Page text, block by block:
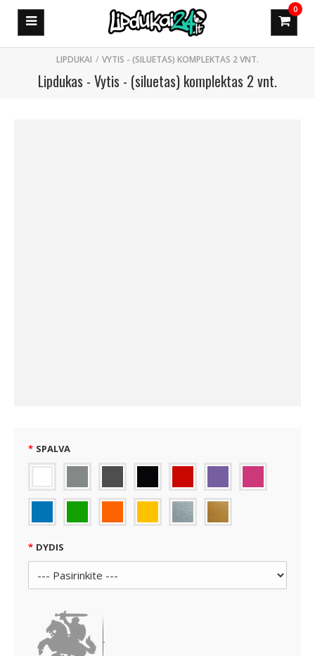
0
VYTIS - (SILUETAS) KOMPLEKTAS 2 VNT.
Lipdukas - Vytis - (siluetas) komplektas 2 vnt.
SPALVA
DYDIS